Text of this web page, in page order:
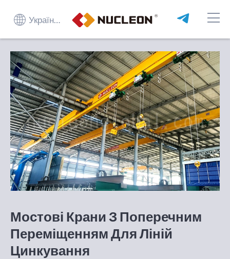
Українська
Мостові Крани З Поперечним
Переміщенням Для Ліній
Цинкування